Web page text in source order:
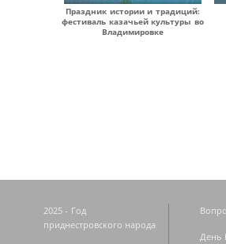
Праздник истории и традиций:
фестиваль казачьей культуры во
Владимировке
2025 - Год
приднестровского народа
День